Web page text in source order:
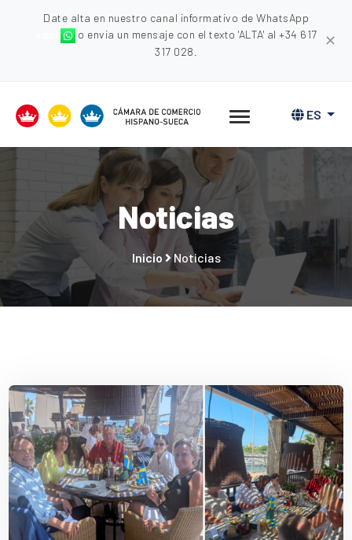
Date alta en nuestro canal informativo de WhatsApp
o envia un mensaje con el texto 'ALTA' al +34 617
317 028.
✕
ES
Noticias
Inicio Noticias